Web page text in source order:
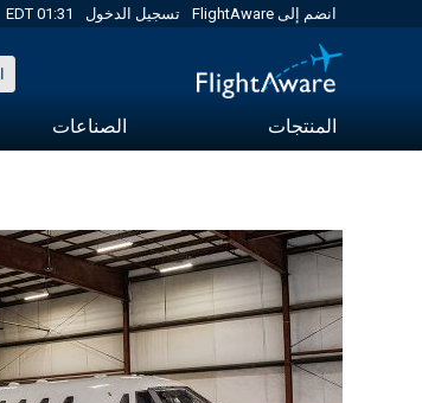
انضم إلى FlightAware تسجيل الدخول 01:31 EDT
المنتجات الصناعات